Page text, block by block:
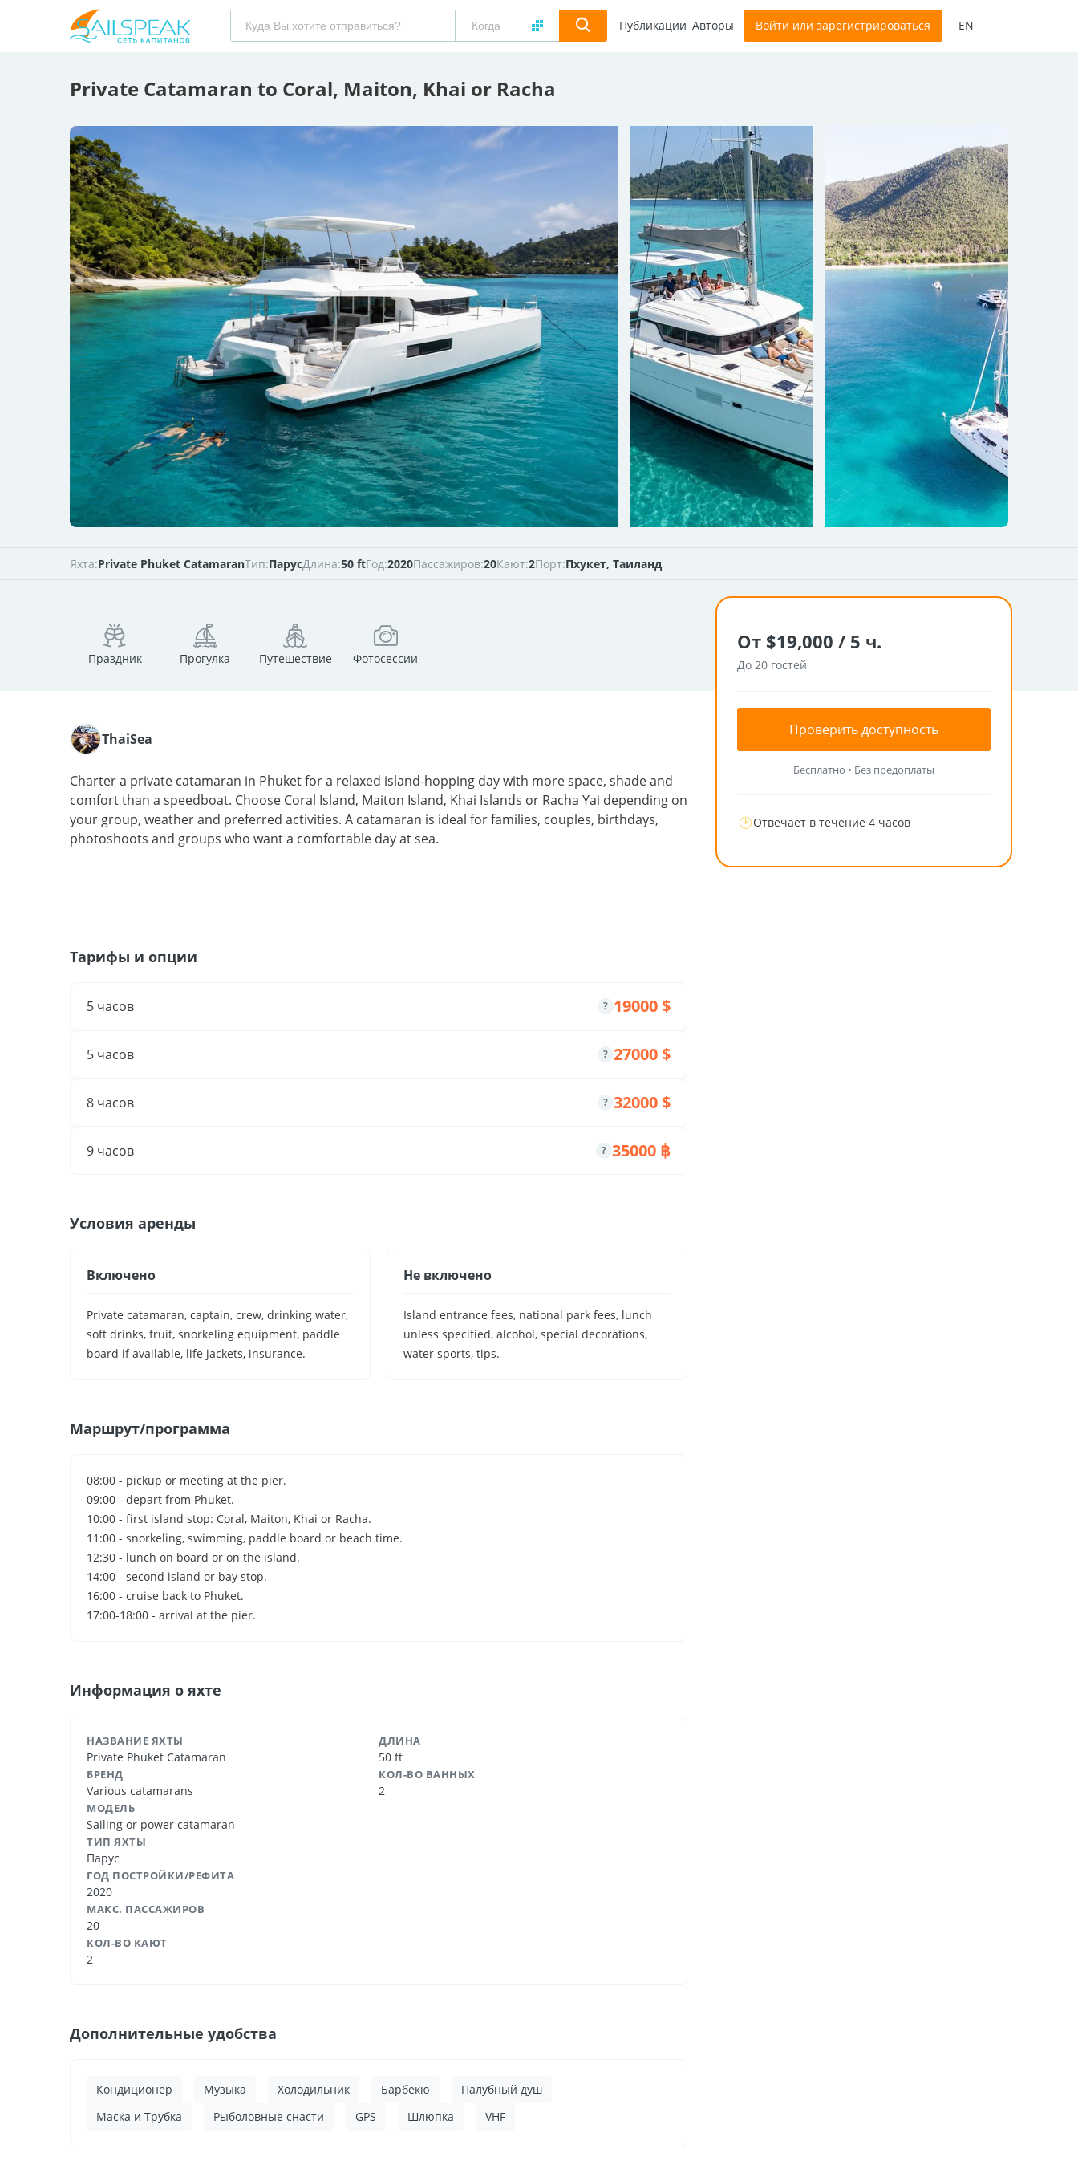
Публикации Авторы Войти или зарегистрироваться EN
Private Catamaran to Coral, Maiton, Khai or Racha
Яхта:Private Phuket CatamaranТип:ПарусДлина:50 ftГод:2020Пассажиров:20Кают:2Порт:Пхукет, Таиланд
Праздник Прогулка Путешествие Фотосессии
От $19,000 / 5 ч.
До 20 гостей
Проверить доступность
Бесплатно • Без предоплаты
🕑Отвечает в течение 4 часов
ThaiSea
Charter a private catamaran in Phuket for a relaxed island-hopping day with more space, shade and
comfort than a speedboat. Choose Coral Island, Maiton Island, Khai Islands or Racha Yai depending on
your group, weather and preferred activities. A catamaran is ideal for families, couples, birthdays,
photoshoots and groups who want a comfortable day at sea.
Тарифы и опции
5 часов ? 19000 $
5 часов ? 27000 $
8 часов ? 32000 $
9 часов ? 35000 ฿
Условия аренды
Включено
Private catamaran, captain, crew, drinking water,
soft drinks, fruit, snorkeling equipment, paddle
board if available, life jackets, insurance.
Не включено
Island entrance fees, national park fees, lunch
unless specified, alcohol, special decorations,
water sports, tips.
Маршрут/программа
08:00 - pickup or meeting at the pier.
09:00 - depart from Phuket.
10:00 - first island stop: Coral, Maiton, Khai or Racha.
11:00 - snorkeling, swimming, paddle board or beach time.
12:30 - lunch on board or on the island.
14:00 - second island or bay stop.
16:00 - cruise back to Phuket.
17:00-18:00 - arrival at the pier.
Информация о яхте
НАЗВАНИЕ ЯХТЫ
Private Phuket Catamaran
БРЕНД
Various catamarans
МОДЕЛЬ
Sailing or power catamaran
ТИП ЯХТЫ
Парус
ГОД ПОСТРОЙКИ/РЕФИТА
2020
МАКС. ПАССАЖИРОВ
20
КОЛ-ВО КАЮТ
2
ДЛИНА
50 ft
КОЛ-ВО ВАННЫХ
2
Дополнительные удобства
Кондиционер Музыка Холодильник Барбекю
Палубный душ
Маска и Трубка
Рыболовные снасти GPS Шлюпка VHF